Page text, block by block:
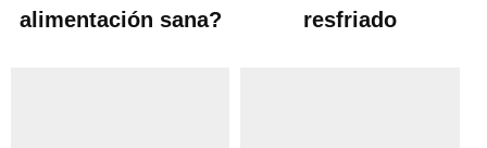
alimentación sana?
resfriado